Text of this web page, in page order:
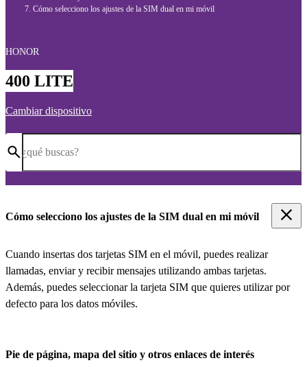
Cómo selecciono los ajustes de la SIM dual en mi móvil
HONOR
400 LITE
Cambiar dispositivo
¿qué buscas?
Cómo selecciono los ajustes de la SIM dual en mi móvil
Cuando insertas dos tarjetas SIM en el móvil, puedes realizar
llamadas, enviar y recibir mensajes utilizando ambas tarjetas.
Además, puedes seleccionar la tarjeta SIM que quieres utilizar por
defecto para los datos móviles.
Pie de página, mapa del sitio y otros enlaces de interés